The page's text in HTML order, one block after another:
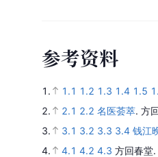
参考资料
1. 1.1 1.2 1.3 1.4 1.5
2.
2.1 2.2 名医荟萃. 方
3.
3.1 3.2 3.3 3.4 钱江
4.
4.1 4.2 4.3 方回春堂.